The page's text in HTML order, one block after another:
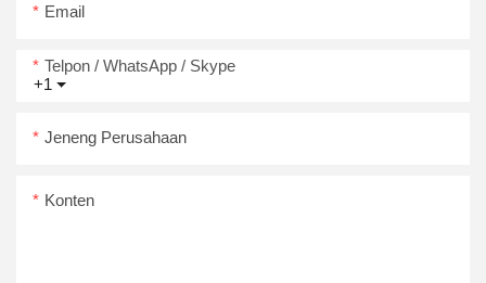
Email
+1
Telpon / WhatsApp / Skype
Jeneng Perusahaan
Konten